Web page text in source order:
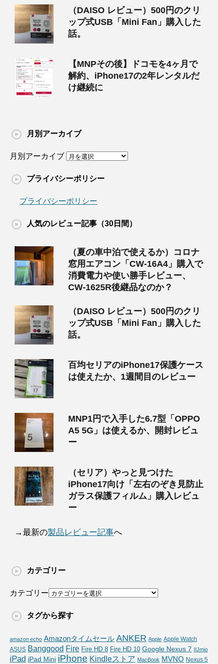
（DAISO レビュー）500円のクリ
ップ式USB「Mini Fan」購入した
話。
【MNPその後】ドコモを4ヶ月で
解約、iPhone17の2年レンタルだ
け継続に
月別アーカイブ
月別アーカイブ
プライバシーポリシー
プライバシーポリシー
人気のレビュー記事（30日間）
（夏の車中泊で使えるか）コロナ
窓用エアコン「CW-16A4」購入で
消費電力や使い勝手レビュー、
CW-1625R後継品なのか？
（DAISO レビュー）500円のクリ
ップ式USB「Mini Fan」購入した
話。
百均セリアのiPhone17保護ケース
は使えたか、1週間目のレビュー
MNP1円で入手した6.7型「OPPO
A5 5G」は使えるか、開封レビュ
ー
（セリア）やっと見つけた
iPhone17向け「左右のぞき見防止
ガラス保護フィルム」購入レビュ
ー
→最新の製品レビュー記事へ
カテゴリー
カテゴリー
タグから探す
amazon echo Amazonタイムセール ANKER Apple Apple Watch
ASUS Banggood Fire Fire HD 8 Fire HD 10 Google Nexus 7 IIJmio
iPad iPad Mini iPhone Kindleストア MacBook MVNO Nexus 5